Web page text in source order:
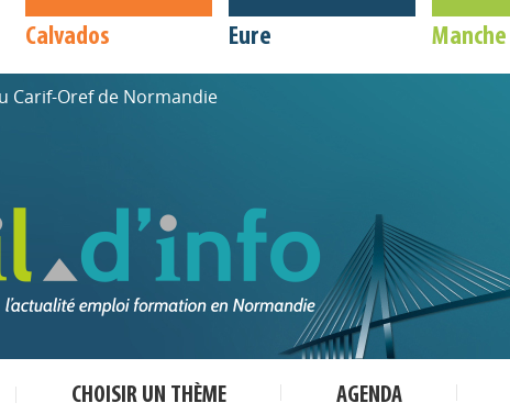
Calvados Eure Manche
Carif-Oref de Normandie
CHOISIR UN THÈME AGENDA